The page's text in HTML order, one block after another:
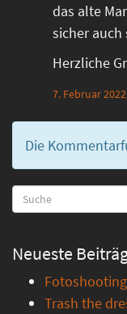
das alte
sicher auch
Herzliche
7. Februar 2022
Die
Neueste
Trash the